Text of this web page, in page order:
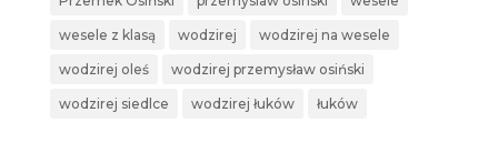
wesele z klasą wodzirej wodzirej na wesele
wodzirej oleś wodzirej przemysław osiński
wodzirej siedlce wodzirej łuków łuków